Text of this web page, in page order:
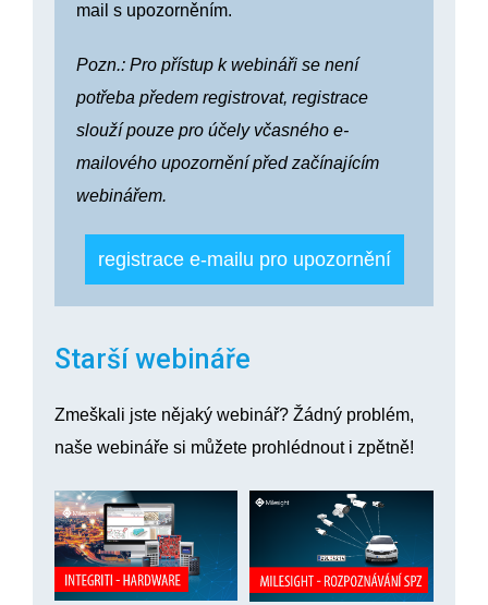
mail s upozorněním.
Pozn.: Pro přístup k webináři se není
potřeba předem registrovat, registrace
slouží pouze pro účely včasného e-
mailového upozornění před začínajícím
webinářem.
registrace e-mailu pro upozornění
Starší webináře
Zmeškali jste nějaký webinář? Žádný problém,
naše webináře si můžete prohlédnout i zpětně!